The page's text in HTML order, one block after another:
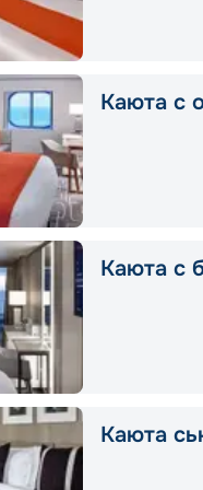
Каюта с
Каюта с
Каюта